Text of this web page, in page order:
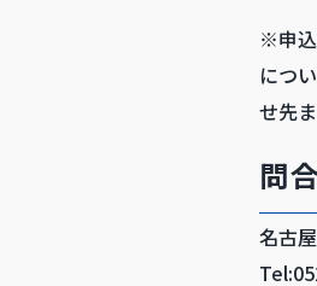
※申
につ
せ先
問
名古